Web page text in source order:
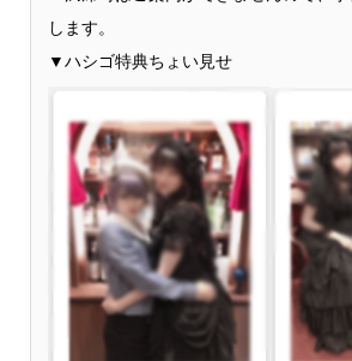
します。
▼ハシゴ特典ちょい見せ